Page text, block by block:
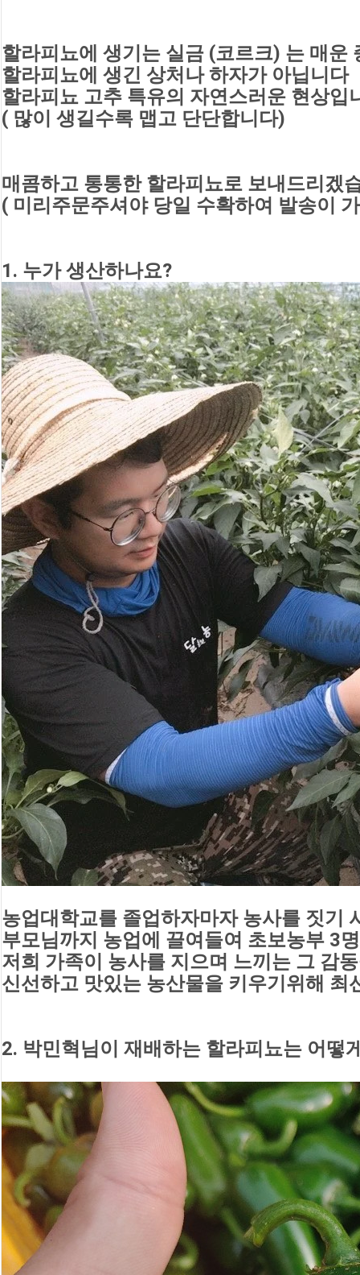
할라피뇨에 생기는 실금 (코르크) 는 매운
할라피뇨에 생긴 상처나 하자가 아닙니다
할라피뇨 고추 특유의 자연스러운 현상입
( 많이 생길수록 맵고 단단합니다)
매콤하고 통통한 할라피뇨로 보내드리겠
( 미리주문주셔야 당일 수확하여 발송이
1. 누가 생산하나요?
농업대학교를 졸업하자마자 농사를 짓기
부모님까지 농업에 끌여들여 초보농부 3
저희 가족이 농사를 지으며 느끼는 그 감
신선하고 맛있는 농산물을 키우기위해 최
2. 박민혁님이 재배하는 할라피뇨는 어떻